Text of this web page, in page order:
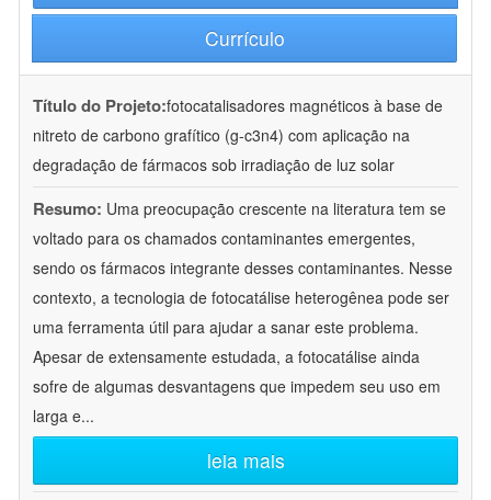
Currículo
Título do Projeto:fotocatalisadores magnéticos à base de
nitreto de carbono grafítico (g-c3n4) com aplicação na
degradação de fármacos sob irradiação de luz solar
Resumo: Uma preocupação crescente na literatura tem se
voltado para os chamados contaminantes emergentes,
sendo os fármacos integrante desses contaminantes. Nesse
contexto, a tecnologia de fotocatálise heterogênea pode ser
uma ferramenta útil para ajudar a sanar este problema.
Apesar de extensamente estudada, a fotocatálise ainda
sofre de algumas desvantagens que impedem seu uso em
larga e...
leia mais